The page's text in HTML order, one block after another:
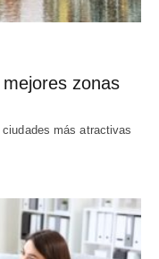
zonas
más atractivas